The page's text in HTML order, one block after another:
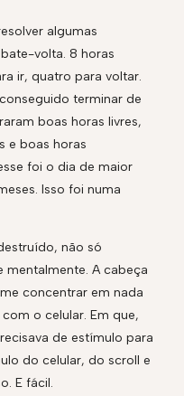
algumas
volta. 8 horas
ir, quatro para voltar.
terminar de
boas horas livres,
e boas horas
foi o dia de maior
Isso foi numa
não só
mentalmente. A cabeça
concentrar em nada
o celular. Em que,
de estímulo para
do celular, do scroll e
E fácil.